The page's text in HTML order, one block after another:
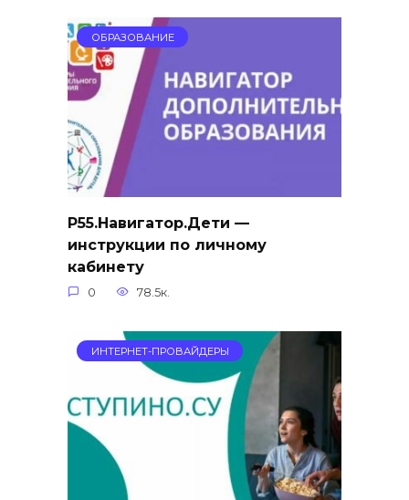
ОБРАЗОВАНИЕ
Р55.Навигатор.Дети —
инструкции по личному
кабинету
0 78.5к.
ИНТЕРНЕТ-ПРОВАЙДЕРЫ